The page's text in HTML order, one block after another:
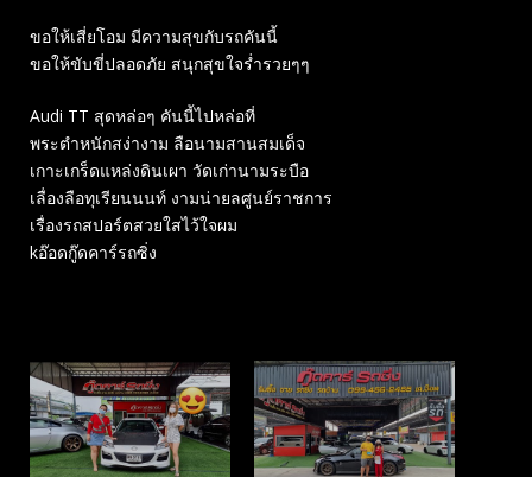
ขอให้เสี่ยโอม มีความสุขกับรถคันนี้
ขอให้ขับขี่ปลอดภัย สนุกสุขใจร่ำรวยๆๆ
Audi TT สุดหล่อๆ คันนี้ไปหล่อที่
พระตำหนักสง่างาม ลือนามสานสมเด็จ
เกาะเกร็ดแหล่งดินเผา วัดเก่านามระบือ
เลื่องลือทุเรียนนนท์ งามน่ายลศูนย์ราชการ
เรื่องรถสปอร์ตสวยใสไว้ใจผม
kอ๊อดกู๊ดคาร์รถซิ่ง